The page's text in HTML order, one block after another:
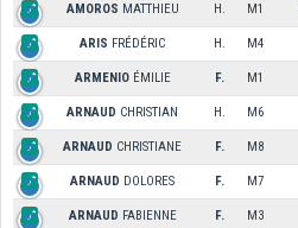
AMOROS MATTHIEU H. M1
ARIS FRÉDÉRIC H. M4
ARMENIOÉMILIE F. M1
ARNAUD CHRISTIAN H. M6
ARNAUD CHRISTIANE F. M8
ARNAUD DOLORES F. M7
ARNAUD FABIENNE F. M3